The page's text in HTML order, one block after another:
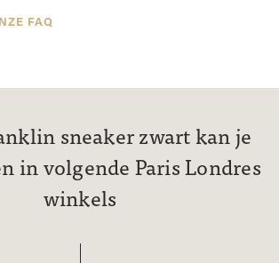
FAQ
sneaker zwart kan je
in volgende Paris Londres
winkels